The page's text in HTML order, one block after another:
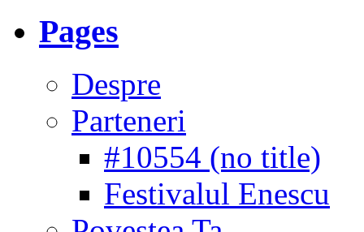
Pages
Despre
Parteneri
#10554 (no title)
Festivalul Enescu